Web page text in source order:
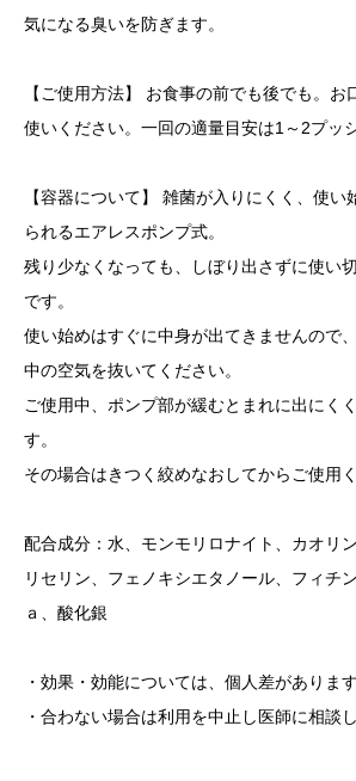
気になる臭いを防ぎます。
【ご使用方法】 お食事の前でも後でも。お
使いください。一回の適量目安は1～2プッ
【容器について】 雑菌が入りにくく、使い
られるエアレスポンプ式。
残り少なくなっても、しぼり出さずに使い
です。
使い始めはすぐに中身が出てきませんので
中の空気を抜いてください。
ご使用中、ポンプ部が緩むとまれに出にく
す。
その場合はきつく絞めなおしてからご使用く
配合成分：水、モンモリロナイト、カオリ
リセリン、フェノキシエタノール、フィチ
ａ、酸化銀
・効果・効能については、個人差があります
・合わない場合は利用を中止し医師に相談